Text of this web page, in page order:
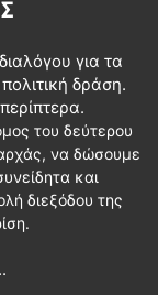
για τα
δράση.
του δεύτερου
να δώσουμε
και
διεξόδου της